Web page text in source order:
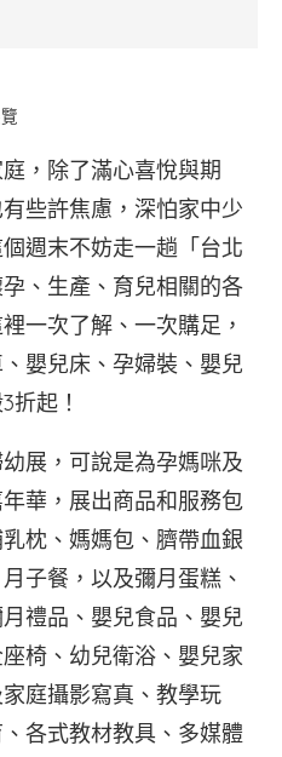
，除了滿心喜悅與期
些許焦慮，深怕家中少
週末不妨走一趟「台北
、生產、育兒相關的各
一次了解、一次購足，
嬰兒床、孕婦裝、嬰兒
折起！
展，可說是為孕媽咪及
華，展出商品和服務包
枕、媽媽包、臍帶血銀
子餐，以及彌月蛋糕、
禮品、嬰兒食品、嬰兒
椅、幼兒衛浴、嬰兒家
庭攝影寫真、教學玩
各式教材教具、多媒體